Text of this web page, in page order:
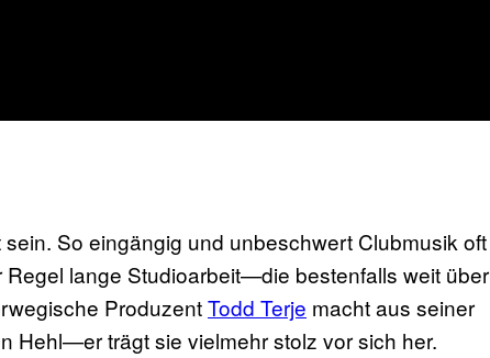
So eingängig und unbeschwert Clubmusik oft
lange Studioarbeit—die bestenfalls weit über
ProduzentTodd Terje macht aus seiner
Hehl—er trägt sie vielmehr stolz vor sich her.